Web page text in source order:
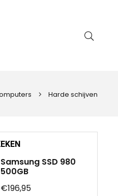
Harde schijven
Samsung SSD 980
500GB
€196,95